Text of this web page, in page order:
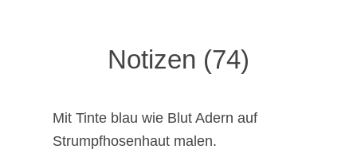
Notizen (74)
Mit Tinte blau wie Blut Adern auf
Strumpfhosenhaut malen.